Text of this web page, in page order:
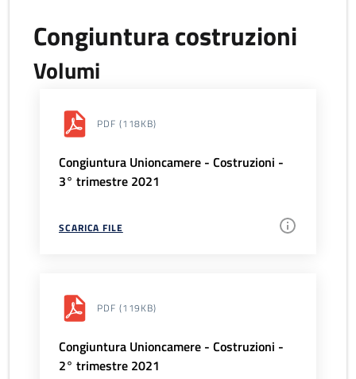
Congiuntura costruzioni
Volumi
PDF (118KB)
Congiuntura Unioncamere - Costruzioni -
3° trimestre 2021
SCARICA FILE
PDF (119KB)
Congiuntura Unioncamere - Costruzioni -
2° trimestre 2021